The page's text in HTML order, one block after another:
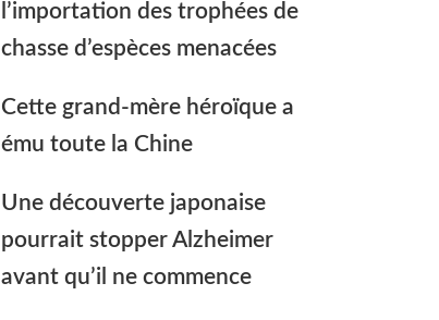
l’importation des trophées de
chasse d’espèces menacées
Cette grand-mère héroïque a
ému toute la Chine
Une découverte japonaise
pourrait stopper Alzheimer
avant qu’il ne commence